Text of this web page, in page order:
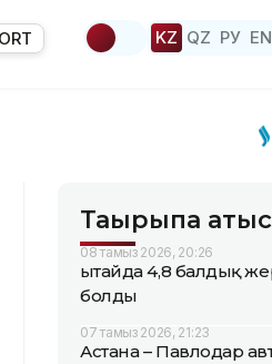
KZ QZ РУ EN
Тақырыпқа
08 тамыз 2026, 20:26
Қытайда 4,8 балдық жер
болды
07 тамыз 2026, 21:23
Астана – Павлодар